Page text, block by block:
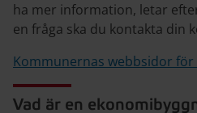
ha mer information, letar
en fråga ska du kontakta din
Kommunernas webbsidor
Vad är en